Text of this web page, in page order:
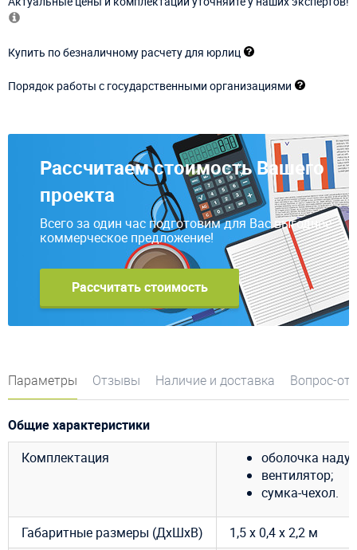
Купить по безналичному расчету для юрлиц
Порядок работы с государственными организациями
Рассчитаем стоимость Вашего
проекта
Всего за один час подготовим для Вас выгодное
коммерческое предложение!
Рассчитать стоимость
Параметры Отзывы Наличие и доставка Вопрос-
Общие характеристики
Комплектация
оболочка
вентилятор;
сумка-чехол.
Габаритные размеры (ДхШхВ)
1,5 х 0,4 х 2,2 м